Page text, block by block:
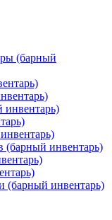
(барный
инвентарь)
(барный инвентарь)